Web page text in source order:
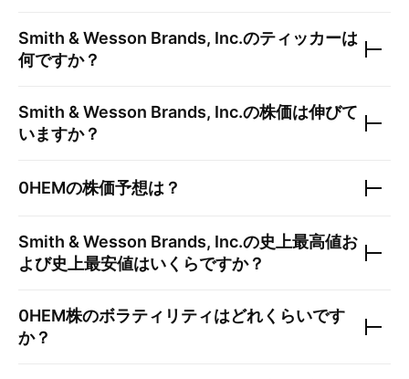
Smith & Wesson Brands, Inc.のティッカーは
何ですか？
Smith & Wesson Brands, Inc.の株価は伸びて
いますか？
0HEMの株価予想は？
Smith & Wesson Brands, Inc.の史上最高値お
よび史上最安値はいくらですか？
0HEM株のボラティリティはどれくらいです
か？